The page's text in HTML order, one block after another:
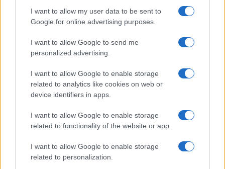
I want to allow my user data to be sent to
Google for online advertising purposes.
I want to allow Google to send me
personalized advertising.
I want to allow Google to enable storage
related to analytics like cookies on web or
device identifiers in apps.
I want to allow Google to enable storage
related to functionality of the website or app.
I want to allow Google to enable storage
related to personalization.
Vuoi rimuovere le pubblicità nazionali?
cliccandoqui
Sei già abbonato?
Puoi effettuare l'accesso andando nella
sezione Logindal menù del sito o
cliccandoqui
Come Scegliere Forno